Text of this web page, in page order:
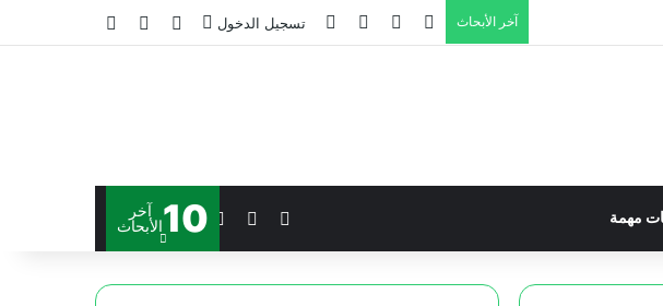
آخر الأبحاث تسجيل الدخول
مهمة 10
آخر
الأبحاث